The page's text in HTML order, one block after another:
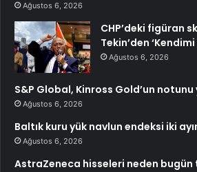
Ağustos 6, 2026
CHP’deki figüran
Tekin’den ‘Kendimi
Ağustos 6, 2026
S&P Global, Kinross Gold’un
Ağustos 6, 2026
Baltık kuru yük navlun endeksi iki
Ağustos 6, 2026
AstraZeneca hisseleri neden bugün